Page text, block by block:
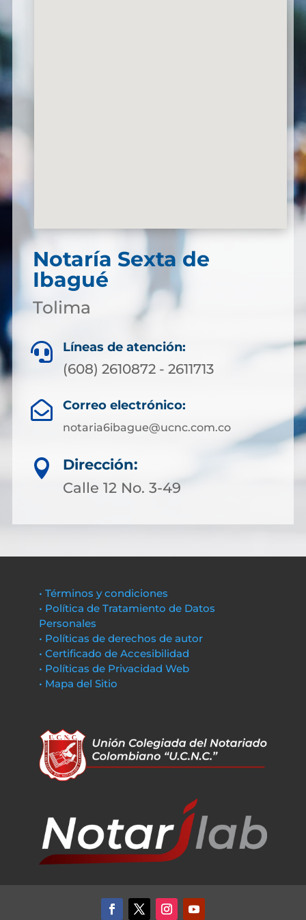
Notaría Sexta de
Ibagué
Tolima
 Líneas de atención:
(608) 2610872 - 2611713
 Correo electrónico:
notaria6ibague@ucnc.com.co

Dirección:
Calle 12 No. 3-49
• Términos y condiciones
• Política de Tratamiento de Datos
Personales
• Políticas de derechos de autor
• Certificado de Accesibilidad
• Políticas de Privacidad Web
• Mapa del Sitio